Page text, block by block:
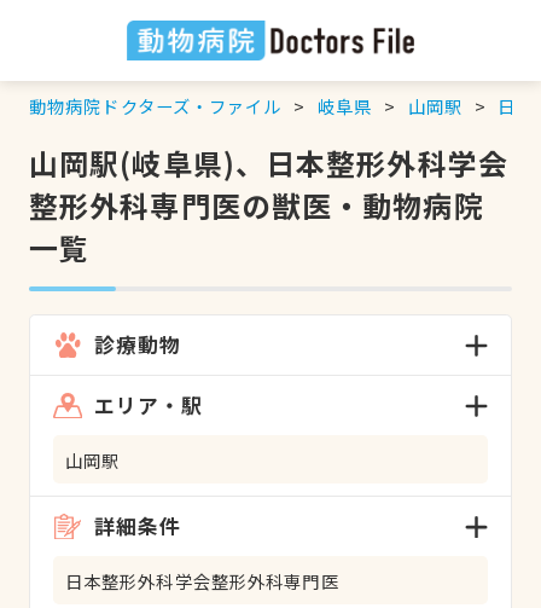
動物病院ドクターズ・ファイル 岐阜県 山岡駅 日本
山岡駅(岐阜県)、日本整形外科学会
整形外科専門医の獣医・動物病院
一覧
診療動物
エリア・駅
山岡駅
詳細条件
日本整形外科学会整形外科専門医